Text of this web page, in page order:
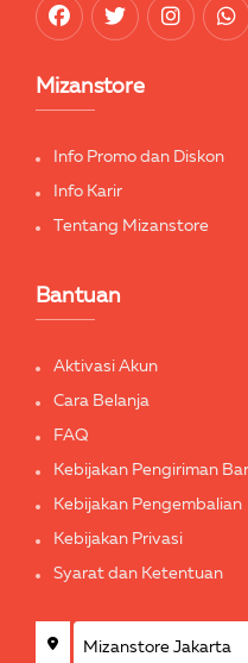
Mizanstore
Info Promo dan Diskon
Info Karir
Tentang Mizanstore
Bantuan
Aktivasi Akun
Cara Belanja
FAQ
Kebijakan Pengiriman
Kebijakan Pengembalian
Kebijakan Privasi
Syarat dan Ketentuan